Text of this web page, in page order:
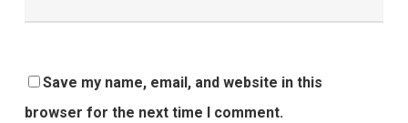
Save my name, email, and website in this
browser for the next time I comment.